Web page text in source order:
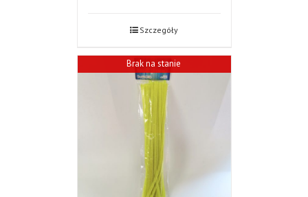
Szczegóły
Brak na stanie